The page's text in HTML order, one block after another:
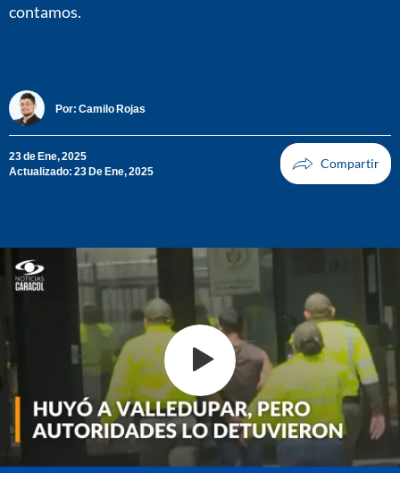
contamos.
Por: Camilo Rojas
23 de Ene, 2025
Actualizado: 23 De Ene, 2025